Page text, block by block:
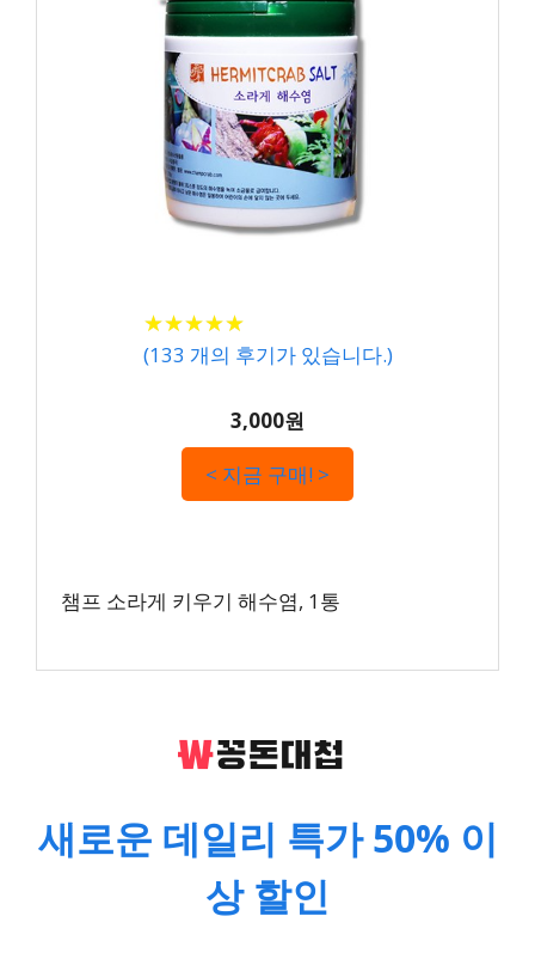
★★★★★
★★★★★
(133 개의 후기가 있습니다.)
3,000원
< 지금 구매! >
챔프 소라게 키우기 해수염, 1통
새로운 데일리 특가 50% 이
상 할인